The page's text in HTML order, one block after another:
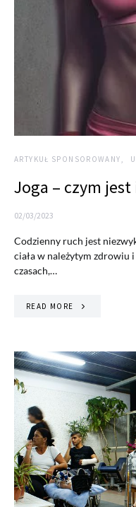
ARTYKUŁ SPONSOROWANY
Joga – czym
02/03/2023
Codzienny ruch jest
ciała w należytym zdrowiu
czasach,…
READ MORE